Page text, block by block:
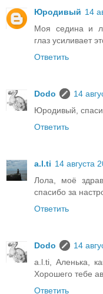
Юродивый 14
Моя седина и
глаз усиливает
Ответить
Dodo
14
Юродивый,
Ответить
a.l.ti 14 августа
Лола, моё
спасибо за
Ответить
Dodo
14
a.l.ti, Аленька,
Хорошего тебе
Ответить